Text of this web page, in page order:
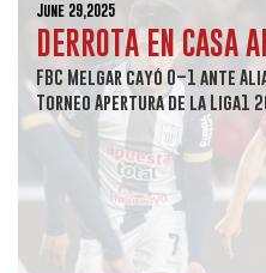
June 29,2025
DERROTA EN CASA
FBC Melgar cayó 0–1 ante
Torneo Apertura de la Liga1